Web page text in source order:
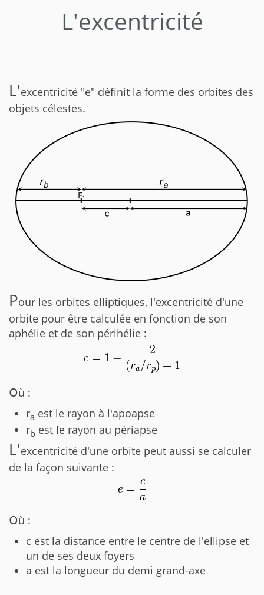
L'excentricité
L'excentricité "e" définit la forme des orbites des
objets célestes.
Pour les orbites elliptiques, l'excentricité d'une
orbite pour être calculée en fonction de son
aphélie et de son périhélie :
où :
ra est le rayon à l'apoapse
rb est le rayon au périapse
L'excentricité d'une orbite peut aussi se calculer
de la façon suivante :
où :
c est la distance entre le centre de l'ellipse et
un de ses deux foyers
a est la longueur du demi grand-axe